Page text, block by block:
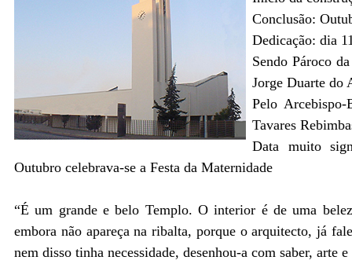
Conclusão:
Dedicação: dia
Sendo Pároco
Jorge Duarte do
Pelo
Tavares
Data muito
Outubro celebrava-se a Festa da Maternidade
“É um grande e belo Templo. O interior é de uma
embora não apareça na ribalta, porque o arquitecto, já
nem disso tinha necessidade, desenhou-a com saber, arte e